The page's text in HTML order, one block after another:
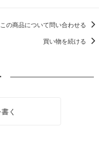
この商品について問い合わせる
買い物を続ける
く